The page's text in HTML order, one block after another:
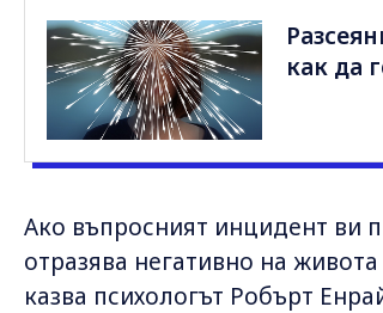
как да
Ако въпросният инцидент ви
отразява негативно на
казва психологът Робърт